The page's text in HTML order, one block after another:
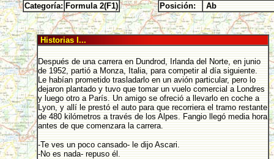
Categoría: Formula 2(F1)
Posición:
Ab
Historias I...
Después de una carrera en Dundrod, Irlanda del Norte, en junio
de 1952, partió a Monza, Italia, para competir al día siguiente.
Le habían prometido trasladarlo en un avión particular, pero lo
dejaron plantado y tuvo que tomar un vuelo comercial a Londres
y luego otro a París. Un amigo se ofreció a llevarlo en coche a
Lyon, y allí le prestó el auto para que recorriera el tramo restante
de 480 kilómetros a través de los Alpes. Fangio llegó media hora
antes de que comenzara la carrera.
-Te ves un poco cansado- le dijo Ascari.
-No es nada- repuso él.